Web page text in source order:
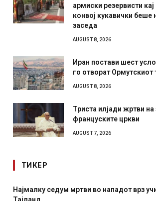
армиски резервисти кај
конвој кукавички беше
заседа
AUGUST 8, 2026
Иран постави шест
го отворат Ормутскиот
AUGUST 8, 2026
Триста илјади жртви
француските цркви
AUGUST 7, 2026
ТИКЕР
мртви во нападот врз училиште во